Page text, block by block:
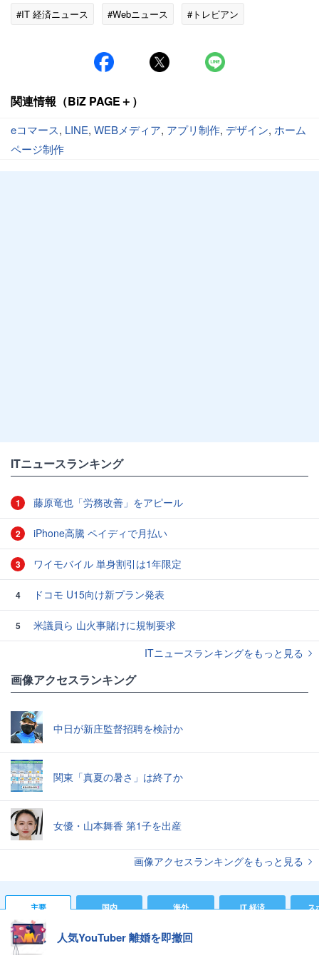
#IT 経済ニュース #Webニュース #トレビアン
関連情報（BiZ PAGE＋）
eコマース, LINE, WEBメディア, アプリ制作, デザイン, ホーム
ページ制作
ITニュースランキング
1 藤原竜也「労務改善」をアピール
2 iPhone高騰 ペイディで月払い
3 ワイモバイル 単身割引は1年限定
4 ドコモ U15向け新プラン発表
5
米議員ら 山火事賭けに規制要求
ITニュースランキングをもっと見る
画像アクセスランキング
中日が新庄監督招聘を検討か
関東「真夏の暑さ」は終了か
女優・山本舞香 第1子を出産
画像アクセスランキングをもっと見る
主要 国内 海外 IT 経済 ス
人気YouTuber 離婚を即撤回